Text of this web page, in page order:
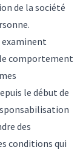
de la société
examinent
comportement
le début de
des
conditions qui